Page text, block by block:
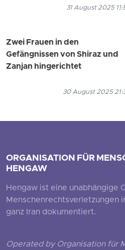
31 August 2025
Zwei Frauen in den
Gefängnissen von Shiraz und
Zanjan hingerichtet
30 August 2025
ORGANISATION FÜR
HENGAW
Hengaw ist eine unabhängige
Menschenrechtsverletzungen
ganz Iran dokumentiert.
Operated by Organisation für